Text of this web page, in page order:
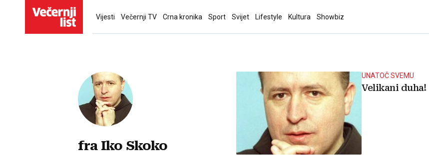
Vijesti Večernji TV Crna kronika Sport Svijet Lifestyle Kultura Showbiz
fra Iko Skoko
UNATOČ SVEMU
Velikani duha!